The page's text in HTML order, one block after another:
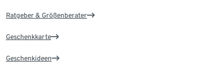
Ratgeber & Größenberater
Geschenkkarte
Geschenkideen